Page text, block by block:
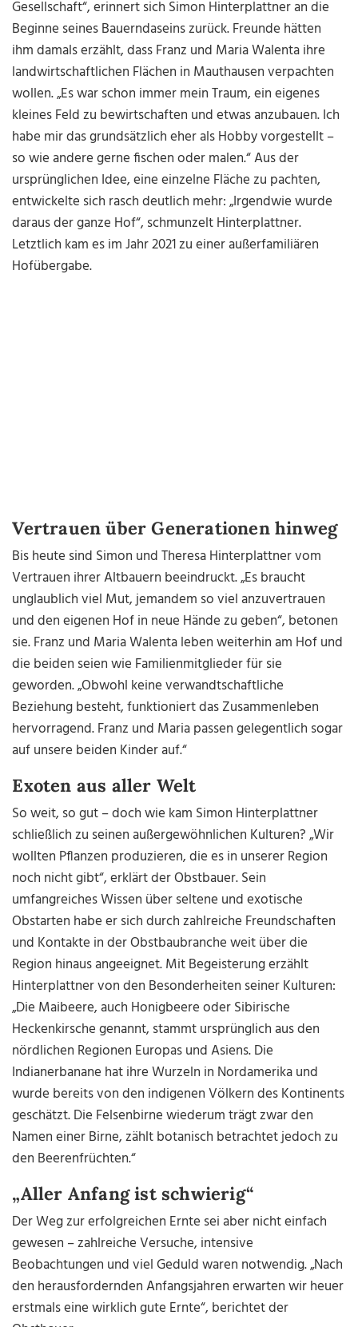
Gesellschaft“, erinnert sich Simon Hinterplattner an die
Beginne seines Bauerndaseins zurück. Freunde hätten
ihm damals erzählt, dass Franz und Maria Walenta ihre
landwirtschaftlichen Flächen in Mauthausen verpachten
wollen. „Es war schon immer mein Traum, ein eigenes
kleines Feld zu bewirtschaften und etwas anzubauen. Ich
habe mir das grundsätzlich eher als Hobby vorgestellt –
so wie andere gerne fischen oder malen.“ Aus der
ursprünglichen Idee, eine einzelne Fläche zu pachten,
entwickelte sich rasch deutlich mehr: „Irgendwie wurde
daraus der ganze Hof“, schmunzelt Hinterplattner.
Letztlich kam es im Jahr 2021 zu einer außerfamiliären
Hofübergabe.
Vertrauen über Generationen hinweg
Bis heute sind Simon und Theresa Hinterplattner vom
Vertrauen ihrer Altbauern beeindruckt. „Es braucht
unglaublich viel Mut, jemandem so viel anzuvertrauen
und den eigenen Hof in neue Hände zu geben“, betonen
sie. Franz und Maria Walenta leben weiterhin am Hof und
die beiden seien wie Familienmitglieder für sie
geworden. „Obwohl keine verwandtschaftliche
Beziehung besteht, funktioniert das Zusammenleben
hervorragend. Franz und Maria passen gelegentlich sogar
auf unsere beiden Kinder auf.“
Exoten aus aller Welt
So weit, so gut – doch wie kam Simon Hinterplattner
schließlich zu seinen außergewöhnlichen Kulturen? „Wir
wollten Pflanzen produzieren, die es in unserer Region
noch nicht gibt“, erklärt der Obstbauer. Sein
umfangreiches Wissen über seltene und exotische
Obstarten habe er sich durch zahlreiche Freundschaften
und Kontakte in der Obstbaubranche weit über die
Region hinaus angeeignet. Mit Begeisterung erzählt
Hinterplattner von den Besonderheiten seiner Kulturen:
„Die Maibeere, auch Honigbeere oder Sibirische
Heckenkirsche genannt, stammt ursprünglich aus den
nördlichen Regionen Europas und Asiens. Die
Indianerbanane hat ihre Wurzeln in Nordamerika und
wurde bereits von den indigenen Völkern des Kontinents
geschätzt. Die Felsenbirne wiederum trägt zwar den
Namen einer Birne, zählt botanisch betrachtet jedoch zu
den Beerenfrüchten.“
„Aller Anfang ist schwierig“
Der Weg zur erfolgreichen Ernte sei aber nicht einfach
gewesen – zahlreiche Versuche, intensive
Beobachtungen und viel Geduld waren notwendig. „Nach
den herausfordernden Anfangsjahren erwarten wir heuer
erstmals eine wirklich gute Ernte“, berichtet der